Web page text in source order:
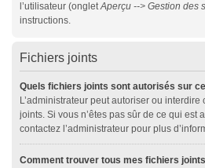
l’utilisateur (ongletAperçu --> Gestion des
instructions.
Fichiers joints
Quels fichiers joints sont autorisés sur
L’administrateur peut autoriser ou
joints. Si vous n’êtes pas sûr de ce qui est
contactez l’administrateur pour plus
Comment trouver tous mes fichiers